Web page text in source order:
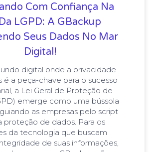
Com Confiança Na
LGPD: A GBackup
Seus Dados No Mar
Digital!
digital onde a privacidade
é a peça-chave para o sucesso
a Lei Geral de Proteção de
emerge como uma bússola
as empresas pelo script
proteção de dados. Para os
da tecnologia que buscam
de suas informações,